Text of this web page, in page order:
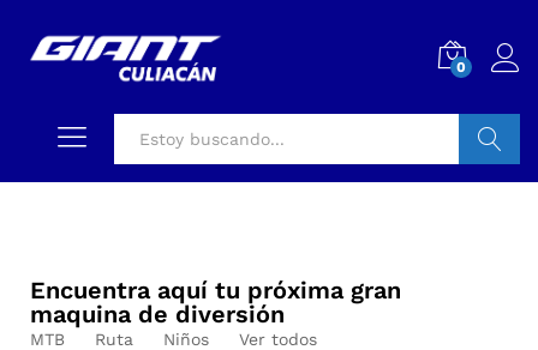
0
Encuentra aquí tu próxima gran
maquina de diversión
MTB Ruta Niños Ver todos